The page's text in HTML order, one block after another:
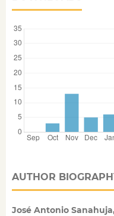
AUTHOR
José Antonio